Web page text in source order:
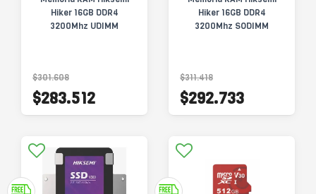
Hiker 16GB DDR4
3200Mhz UDIMM
$301.608
$283.512
Hiker 16GB DDR4
3200Mhz SODIMM
$311.418
$292.733